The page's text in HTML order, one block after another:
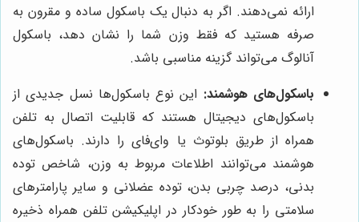
ارائه نمی‌دهند. اگر به دنبال یک باسکول ساده و مقرون به
صرفه هستید که فقط وزن شما را نشان دهد، باسکول
آنالوگ می‌تواند گزینه مناسبی باشد.
باسکول‌های هوشمند: این نوع باسکول‌ها نسل جدیدی از
باسکول‌های دیجیتال هستند که قابلیت اتصال به تلفن
همراه از طریق بلوتوث یا وای‌فای را دارند. باسکول‌های
هوشمند می‌توانند اطلاعات مربوط به وزن، شاخص توده
بدنی، درصد چربی بدن، توده عضلانی و سایر پارامترهای
سلامتی را به طور خودکار در اپلیکیشن تلفن همراه ذخیره